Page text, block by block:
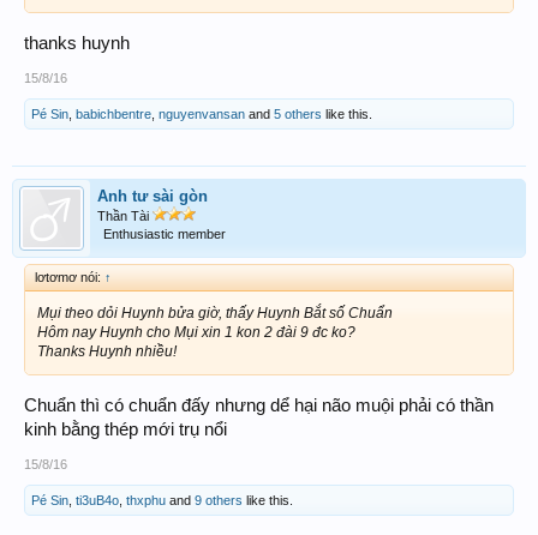
thanks huynh
15/8/16
Pé Sin babichbentre nguyenvansan and 5 others like this.
Anh tư sài gòn
Thần Tài
Enthusiastic member
lơtơmơ nói: ↑
Mụi theo dỏi Huynh bửa giờ, thấy Huynh Bắt số Chuẩn
Hôm nay Huynh cho Mụi xin 1 kon 2 đài 9 đc ko?
Thanks Huynh nhiều!
Chuẩn thì có chuẩn đấy nhưng dể hại não muội phải có thần
kinh bằng thép mới trụ nổi
15/8/16
Pé Sin ti3uB4o thxphu and 9 others like this.